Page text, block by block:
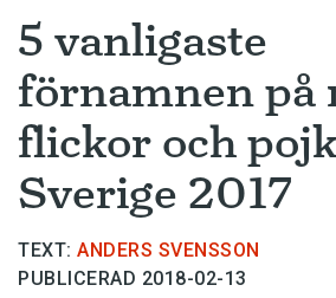
5 vanligaste
förnamnen på
flickor och
Sverige 2017
TEXT: ANDERS SVENSSON
PUBLICERAD 2018-02-13